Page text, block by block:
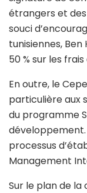
étrangers et
souci
tunisiennes,
50 % sur les
En outre, le
particulière aux
du programme
processus
Management
Sur le plan de